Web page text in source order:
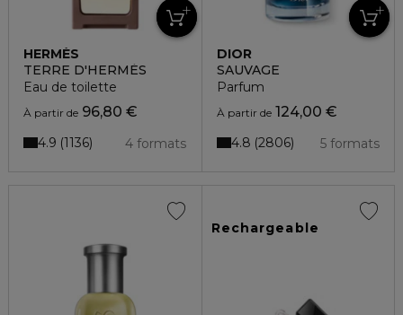
HERMÈS
TERRE D'HERMÈS
Eau de toilette
À partir de 96,80 €
4 formats
4.9 1136
DIOR
SAUVAGE
Parfum
À partir de124,00 €
5 formats
4.8 2806
Rechargeable